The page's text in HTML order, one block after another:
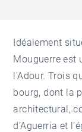
Idéalement
Mouguerre est
l’Adour. Trois
bourg, dont la
architectural,
d’Aguerria et